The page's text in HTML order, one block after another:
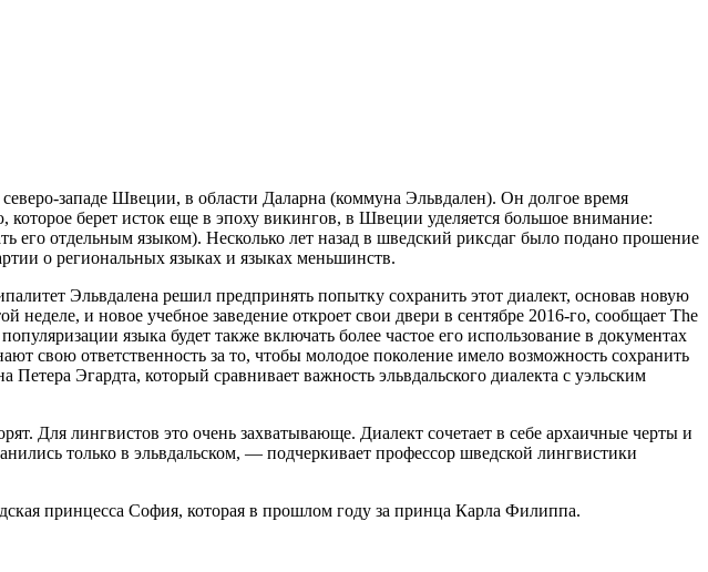
западе Швеции, в области Даларна (коммуна Эльвдален). Он долгое время
берет исток еще в эпоху викингов, в Швеции уделяется большое внимание:
отдельным языком). Несколько лет назад в шведский риксдаг было подано прошение
о региональных языках и языках меньшинств.
Эльвдалена решил предпринять попытку сохранить этот диалект, основав новую
и новое учебное заведение откроет свои двери в сентябре 2016-го, сообщает The
языка будет также включать более частое его использование в документах
свою ответственность за то, чтобы молодое поколение имело возможность сохранить
Эгардта, который сравнивает важность эльвдальского диалекта с уэльским
Для лингвистов это очень захватывающе. Диалект сочетает в себе архаичные черты и
только в эльвдальском, — подчеркивает профессор шведской лингвистики
принцесса София, которая в прошлом году за принца Карла Филиппа.